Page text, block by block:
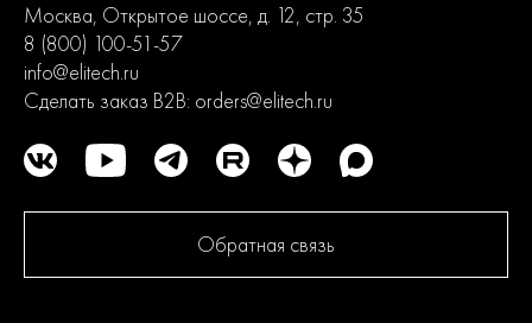
Москва, Открытое шоссе, д. 12, стр. 35
8 (800) 100-51-57
info@elitech.ru
Сделать заказ B2B: orders@elitech.ru
Обратная связь